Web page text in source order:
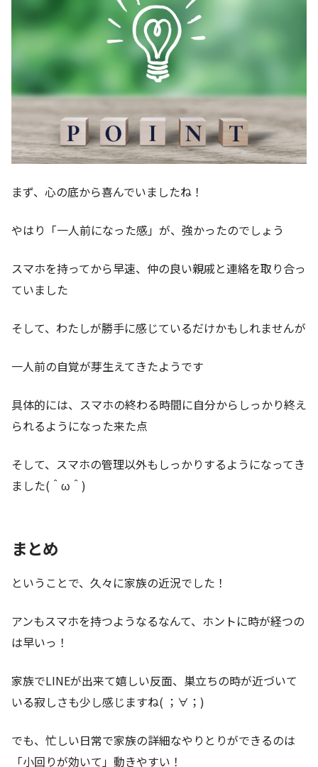
まず、心の底から喜んでいましたね！
やはり「一人前になった感」が、強かったのでしょう
スマホを持ってから早速、仲の良い親戚と連絡を取り合っ
ていました
そして、わたしが勝手に感じているだけかもしれませんが
一人前の自覚が芽生えてきたようです
具体的には、スマホの終わる時間に自分からしっかり終え
られるようになった来た点
そして、スマホの管理以外もしっかりするようになってき
ました(＾ω＾)
まとめ
ということで、久々に家族の近況でした！
アンもスマホを持つようなるなんて、ホントに時が経つの
は早いっ！
家族でLINEが出来て嬉しい反面、巣立ちの時が近づいて
いる寂しさも少し感じますね( ；∀；)
でも、忙しい日常で家族の詳細なやりとりができるのは
「小回りが効いて」動きやすい！